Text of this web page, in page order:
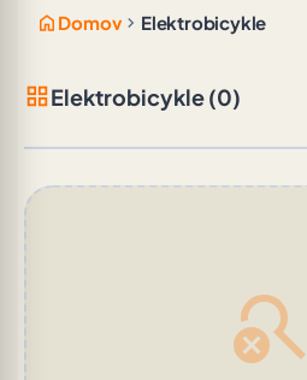
home Domov chevron_right Elektrobicykle
grid_viewElektrobicykle (0)
search_off